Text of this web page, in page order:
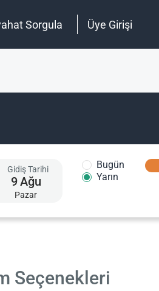
Sorgula Üye Girişi
Gidiş Tarihi
9Ağu
Pazar
Bugün
Yarın
Seçenekleri